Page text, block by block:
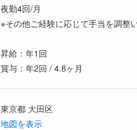
夜勤4回/月
※その他ご経験に応じて手当を調整
昇給：年1回
賞与：年2回 / 4.8ヶ月
東京都 大田区
地図を表示